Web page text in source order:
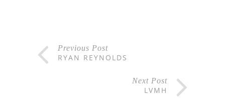
Previous Post
RYAN REYNOLDS
Next Post
LVMH